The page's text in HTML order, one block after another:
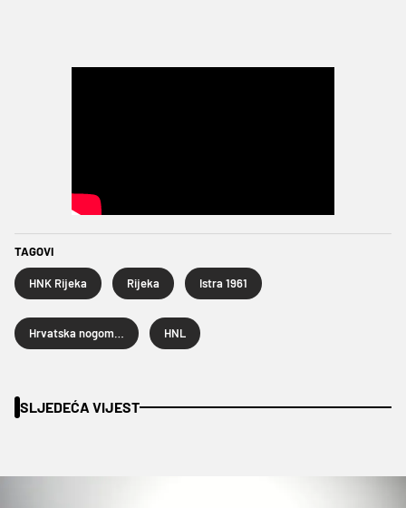
TAGOVI
HNK Rijeka Rijeka Istra 1961
HNL
SLJEDEĆA VIJEST